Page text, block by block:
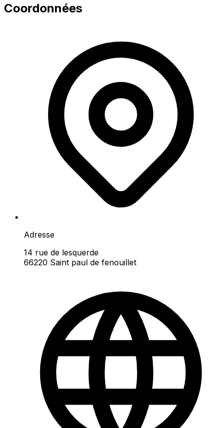
Coordonnées
Adresse
14 rue de lesquerde
66220 Saint paul de fenouillet